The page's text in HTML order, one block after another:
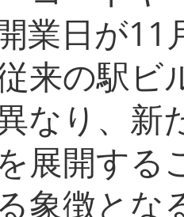
業日が11
来の駅ビ
なり、新
展開する
象徴とな